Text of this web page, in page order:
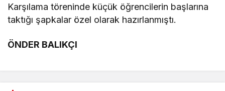
Karşılama töreninde küçük öğrencilerin başlarına
taktığı şapkalar özel olarak hazırlanmıştı.
ÖNDER BALIKÇI